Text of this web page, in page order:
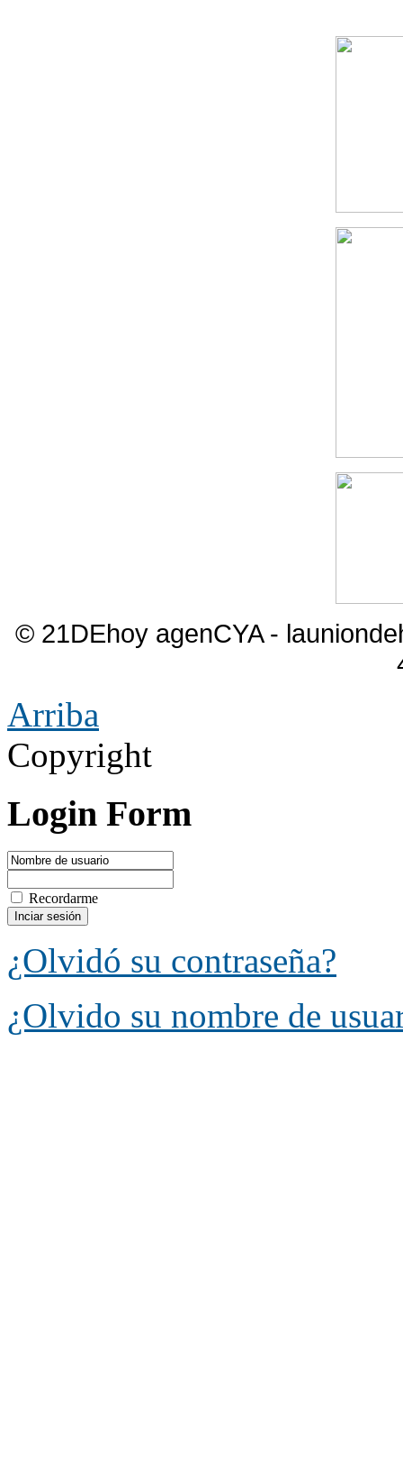
© 21DEhoy agenCYA -
Arriba
Copyright
Login Form
Recordarme
¿Olvidó su contraseña?
¿Olvido su nombre de